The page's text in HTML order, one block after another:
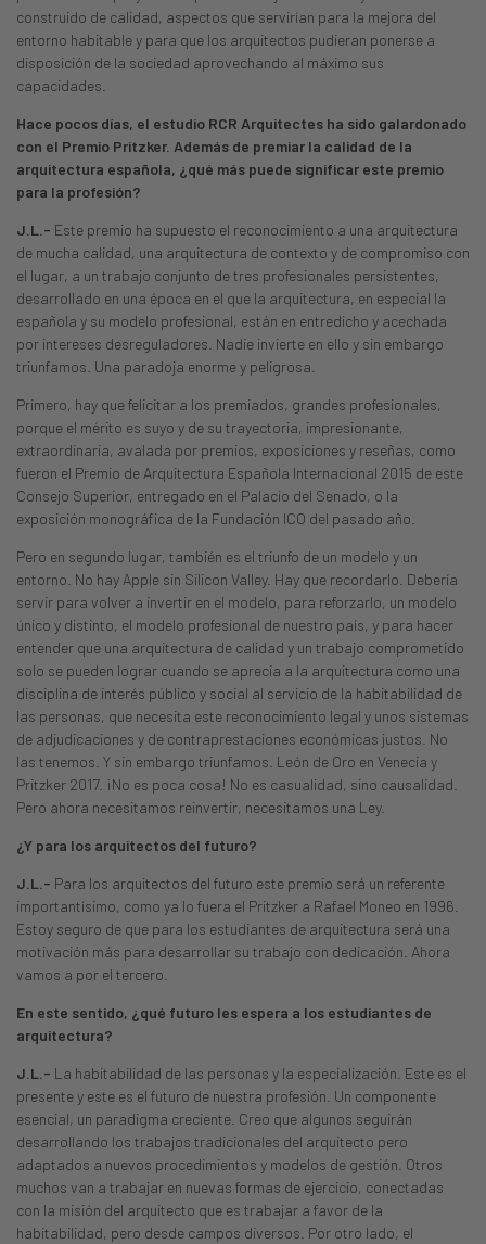
construido de calidad, aspectos que servirían para la mejora del
entorno habitable y para que los arquitectos pudieran ponerse a
disposición de la sociedad aprovechando al máximo sus
capacidades.
Hace pocos días, el estudio RCR Arquitectes ha sido galardonado
con el Premio Pritzker. Además de premiar la calidad de la
arquitectura española, ¿qué más puede significar este premio
para la profesión?
J.L.- Este premio ha supuesto el reconocimiento a una arquitectura
de mucha calidad, una arquitectura de contexto y de compromiso con
el lugar, a un trabajo conjunto de tres profesionales persistentes,
desarrollado en una época en el que la arquitectura, en especial la
española y su modelo profesional, están en entredicho y acechada
por intereses desreguladores. Nadie invierte en ello y sin embargo
triunfamos. Una paradoja enorme y peligrosa.
Primero, hay que felicitar a los premiados, grandes profesionales,
porque el mérito es suyo y de su trayectoria, impresionante,
extraordinaria, avalada por premios, exposiciones y reseñas, como
fueron el Premio de Arquitectura Española Internacional 2015 de este
Consejo Superior, entregado en el Palacio del Senado, o la
exposición monográfica de la Fundación ICO del pasado año.
Pero en segundo lugar, también es el triunfo de un modelo y un
entorno. No hay Apple sin Silicon Valley. Hay que recordarlo. Debería
servir para volver a invertir en el modelo, para reforzarlo, un modelo
único y distinto, el modelo profesional de nuestro país, y para hacer
entender que una arquitectura de calidad y un trabajo comprometido
solo se pueden lograr cuando se aprecia a la arquitectura como una
disciplina de interés público y social al servicio de la habitabilidad de
las personas, que necesita este reconocimiento legal y unos sistemas
de adjudicaciones y de contraprestaciones económicas justos. No
las tenemos. Y sin embargo triunfamos. León de Oro en Venecia y
Pritzker 2017. ¡No es poca cosa! No es casualidad, sino causalidad.
Pero ahora necesitamos reinvertir, necesitamos una Ley.
¿Y para los arquitectos del futuro?
J.L.- Para los arquitectos del futuro este premio será un referente
importantísimo, como ya lo fuera el Pritzker a Rafael Moneo en 1996.
Estoy seguro de que para los estudiantes de arquitectura será una
motivación más para desarrollar su trabajo con dedicación. Ahora
vamos a por el tercero.
En este sentido, ¿qué futuro les espera a los estudiantes de
arquitectura?
J.L.- La habitabilidad de las personas y la especialización. Este es el
presente y este es el futuro de nuestra profesión. Un componente
esencial, un paradigma creciente. Creo que algunos seguirán
desarrollando los trabajos tradicionales del arquitecto pero
adaptados a nuevos procedimientos y modelos de gestión. Otros
muchos van a trabajar en nuevas formas de ejercicio, conectadas
con la misión del arquitecto que es trabajar a favor de la
habitabilidad, pero desde campos diversos. Por otro lado, el